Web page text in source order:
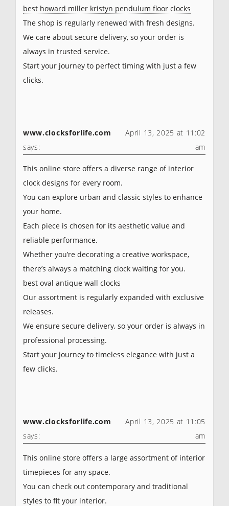
best howard miller kristyn pendulum floor clocks
The shop is regularly renewed with fresh designs.
We care about secure delivery, so your order is
always in trusted service.
Start your journey to perfect timing with just a few
clicks.
www.clocksforlife.com
says:
April 13, 2025 at 11:02
am
This online store offers a diverse range of interior
clock designs for every room.
You can explore urban and classic styles to enhance
your home.
Each piece is chosen for its aesthetic value and
reliable performance.
Whether you’re decorating a creative workspace,
there’s always a matching clock waiting for you.
best oval antique wall clocks
Our assortment is regularly expanded with exclusive
releases.
We ensure secure delivery, so your order is always in
professional processing.
Start your journey to timeless elegance with just a
few clicks.
www.clocksforlife.com
says:
April 13, 2025 at 11:05
am
This online store offers a large assortment of interior
timepieces for any space.
You can check out contemporary and traditional
styles to fit your interior.